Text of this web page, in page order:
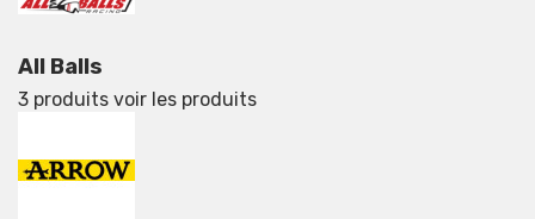
All Balls
3 produits voir les produits